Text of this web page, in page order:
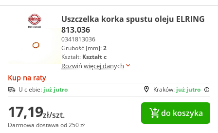
Uszczelka korka spustu oleju ELRING
813.036
0341813036
Grubość [mm]:2
Kształt: Kształt c
Rozwiń więcej danych
Kup na raty
Kraków: już jutro
U ciebie: już jutro
17,19zł/szt.
Darmowa dostawa od 250 zł
do koszyka